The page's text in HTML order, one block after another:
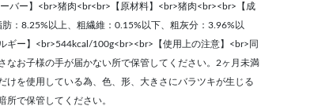
バー】<br>猪肉<br<br>【原材料】<br>猪肉<br><br>【成
：8.25%以上、粗繊維：0.15%以下、粗灰分：3.96%以
ギー】<br>544kcal/100g<br><br>【使用上の注意】<br>同
なお子様の手が届かない所で保管してください。2ヶ月未満
けを使用している為、色、形、大きさにバラツキが生じる
所で保管してください。